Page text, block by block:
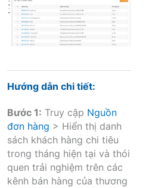
Hướng dẫn chi tiết:
Bước 1: Truy cập Nguồn
đơn hàng > Hiển thị danh
sách khách hàng chi tiêu
trong tháng hiện tại và thói
quen trải nghiệm trên các
kênh bán hàng của thương